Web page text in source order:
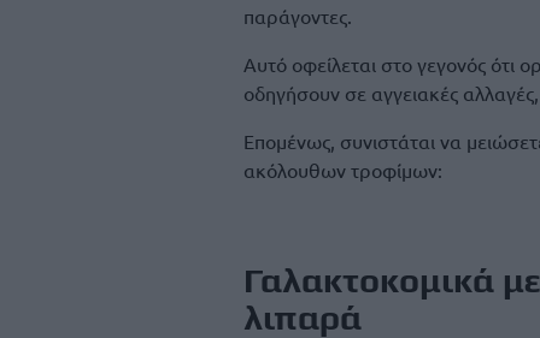
παράγοντες.
Αυτό οφείλεται στο γεγονός ότι
οδηγήσουν σε αγγειακές
Επομένως, συνιστάται να
ακόλουθων τροφίμων:
Γαλακτοκομικά
λιπαρά